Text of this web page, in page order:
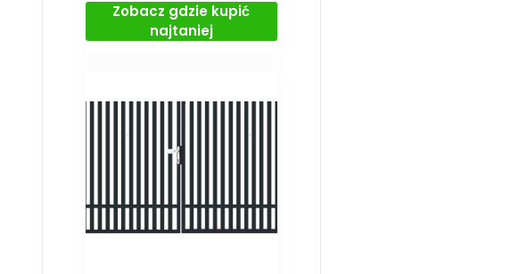
Zobacz gdzie kupić
najtaniej